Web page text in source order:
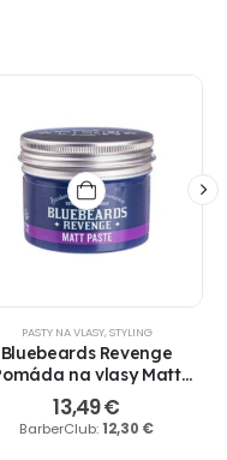
PASTY NA VLASY,STYLING
Bluebeards Revenge
na vlasy Matt
Paste, 100 ml
13,49€
BarberClub: 12,30 €